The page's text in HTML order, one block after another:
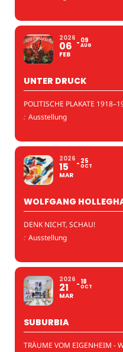
2026
06
FEB
09
AUG
UNTER DRUCK
POLITISCHE PLAKATE
: Ausstellung
2026
15
MAR
25
OCT
WOLFGANG
DENK NICHT, SCHAU!
: Ausstellung
2026
21
MAR
18
OCT
SUBURBIA
TRÄUME VOM EIGENHEIM -